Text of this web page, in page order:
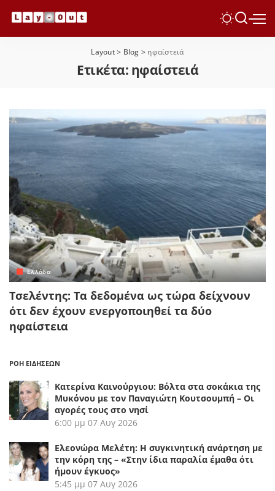
Layout> Blog > ηφαίστειά
Ετικέτα: ηφαίστειά
Ελλάδα
Τσελέντης: Τα δεδομένα ως τώρα δείχνουν
ότι δεν έχουν ενεργοποιηθεί τα δύο
ηφαίστεια
ΡΟΗ ΕΙΔΗΣΕΩΝ
Κατερίνα Καινούργιου: Βόλτα στα σοκάκια της
Μυκόνου με τον Παναγιώτη Κουτσουμπή – Οι
αγορές τους στο νησί
6:00 μμ 07 Αυγ 2026
Ελεονώρα Μελέτη: Η συγκινητική ανάρτηση με
την κόρη της – «Στην ίδια παραλία έμαθα ότι
ήμουν έγκυος»
5:45 μμ 07 Αυγ 2026